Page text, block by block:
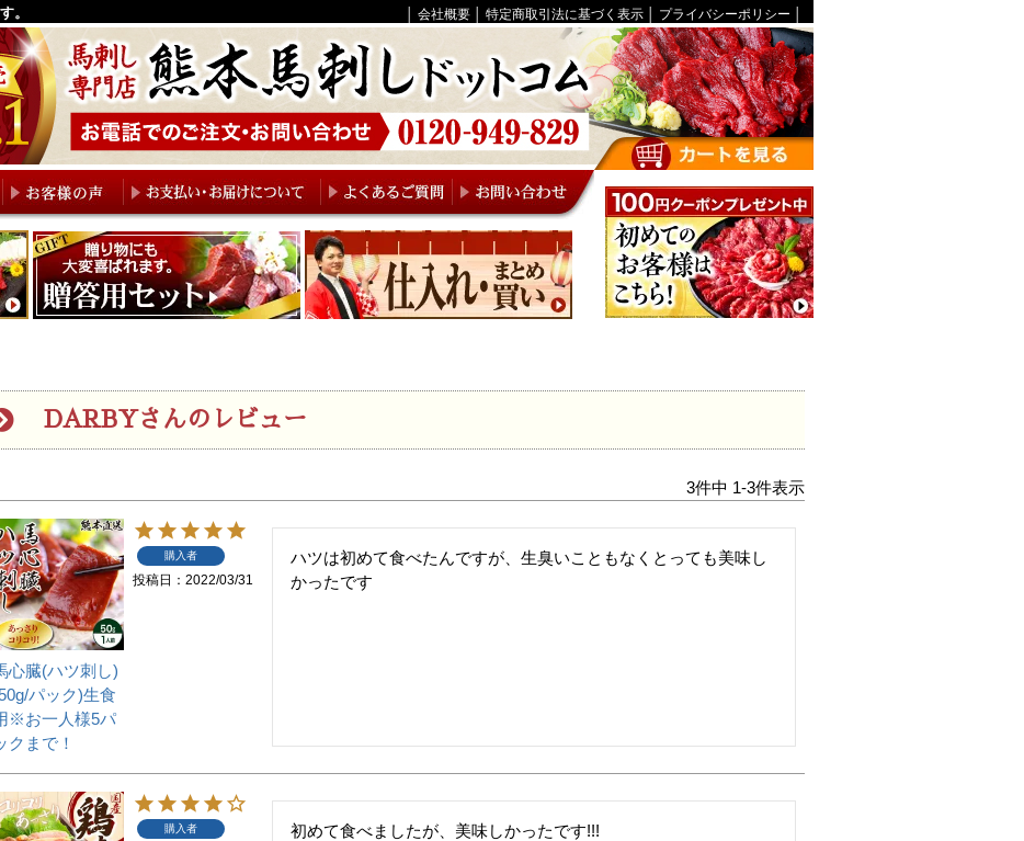
。 会社概要 特定商取引法に基づく表示 プライバシーポリシー
DARBYさんのレビュー
3件中 1-3件表示
心臓(ハツ刺し)
パック)生食
※お一人様5パ
クまで！
購入者
投稿日 2022/03/31
ハツは初めて食べたんですが、生臭いこともなくとっても美味し
かったです
購入者 初めて食べましたが、美味しかったです!!!